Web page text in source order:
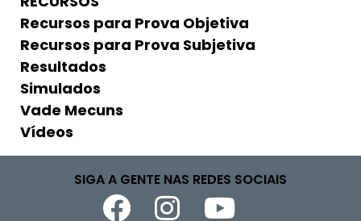
Recursos para Prova Objetiva
Recursos para Prova Subjetiva
Resultados
Simulados
Vade Mecuns
Vídeos
SIGA A GENTE NAS REDES SOCIAIS